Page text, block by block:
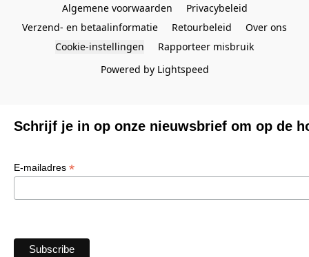
Algemene voorwaarden
Privacybeleid
Verzend- en betaalinformatie
Retourbeleid
Over ons
Cookie-instellingen
Rapporteer misbruik
Powered by Lightspeed
Schrijf je in op onze nieuwsbrief om op de
E-mailadres *